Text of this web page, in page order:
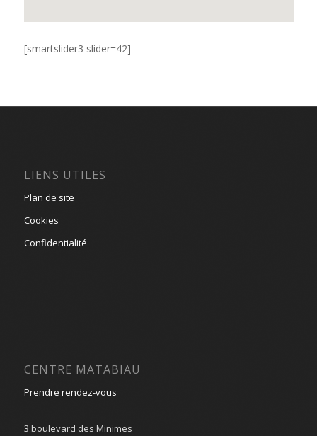
[smartslider3 slider=42]
LIENS UTILES
Plan de site
Cookies
Confidentialité
CENTRE MATABIAU
Prendre rendez-vous
3 boulevard des Minimes